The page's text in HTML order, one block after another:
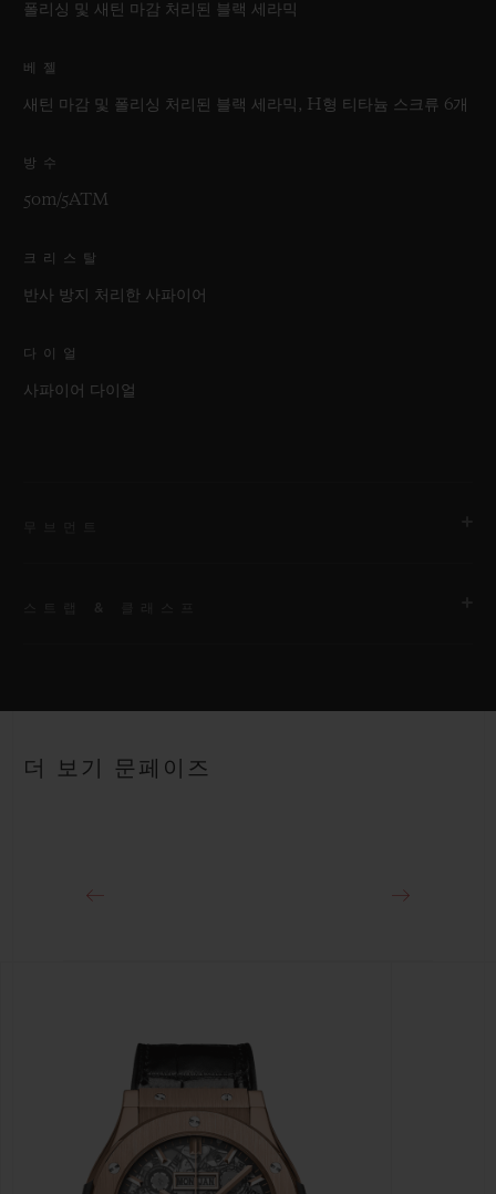
폴리싱 및 새틴 마감 처리된 블랙 세라믹
베젤
새틴 마감 및 폴리싱 처리된 블랙 세라믹, H형 티타늄 스크류 6개
방수
50m/5ATM
크리스탈
반사 방지 처리한 사파이어
다이얼
사파이어 다이얼
약 48시간
스트랩
더 보기 문페이즈